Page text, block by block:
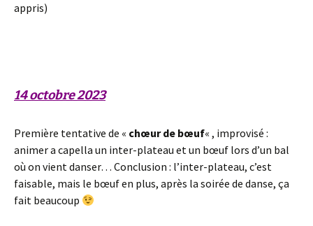
appris)
14 octobre 2023
Première tentative de « chœur de bœuf« , improvisé :
animer a capella un inter-plateau et un bœuf lors d’un bal
où on vient danser… Conclusion : l’inter-plateau, c’est
faisable, mais le bœuf en plus, après la soirée de danse, ça
fait beaucoup